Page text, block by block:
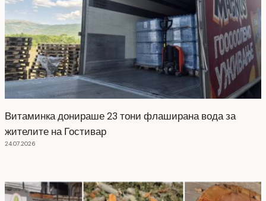
Витаминка донираше 23 тони флаширана вода за
жителите на Гостивар
24.07.2026